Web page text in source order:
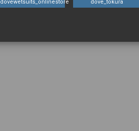
dovewetsuits_onlinestore dove_tokura